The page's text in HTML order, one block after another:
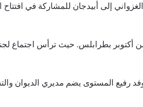
إلى أبيدجان للمشاركة في افتتاح
أكتوبر بطرابلس. حيث ترأس اجتماع
رفيع المستوى يضم مديري الديوان